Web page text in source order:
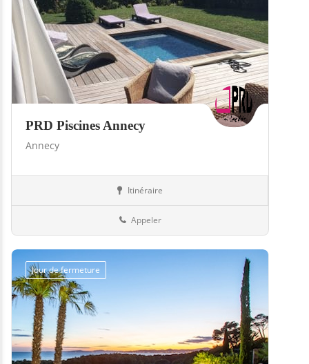
PRD Piscines Annecy
Annecy
Itinéraire
Appeler
Jour de fermeture